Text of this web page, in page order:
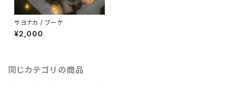
サヨナカ / ブーケ
¥2,000
同じカテゴリの商品